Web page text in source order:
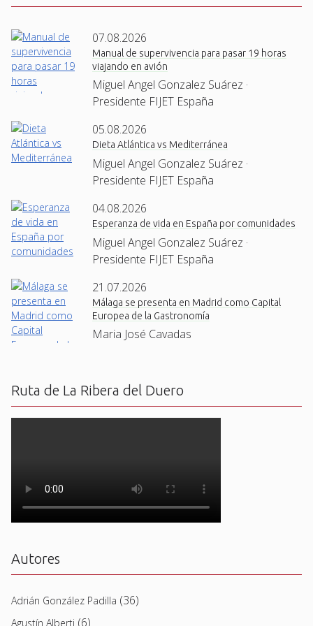
07.08.2026
Manual de supervivencia para pasar 19 horas
viajando en avión
Miguel Angel Gonzalez Suárez ·
Presidente FIJET España
05.08.2026
Dieta Atlántica vs Mediterránea
Miguel Angel Gonzalez Suárez ·
Presidente FIJET España
04.08.2026
Esperanza de vida en España por comunidades
Miguel Angel Gonzalez Suárez ·
Presidente FIJET España
21.07.2026
Málaga se presenta en Madrid como Capital
Europea de la Gastronomía
Maria José Cavadas
Ruta de La Ribera del Duero
Autores
Adrián González Padilla (36)
Agustín Alberti (6)